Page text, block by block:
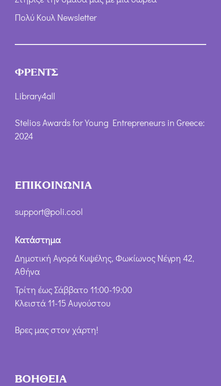
Πολύ Κουλ Newsletter
ΦΡΕΝΤΣ
Library4all
Stelios Awards for Young Entrepreneurs in Greece:
2024
ΕΠΙΚΟΙΝΩΝΙΑ
support@poli.cool
Κατάστημα
Δημοτική Αγορά Κυψέλης, Φωκίωνος Νέγρη 42,
Αθήνα
Τρίτη έως Σάββατο 11:00-19:00
Κλειστά 11-15 Αυγούστου
Βρες μας στον χάρτη!
ΒΟΗΘΕΙΑ